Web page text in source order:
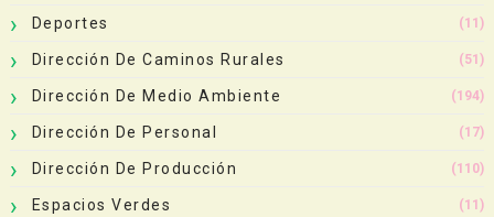
Deportes (11)
Dirección De Caminos Rurales (51)
Dirección De Medio Ambiente (194)
Dirección De Personal (17)
Dirección De Producción (110)
Espacios Verdes (11)